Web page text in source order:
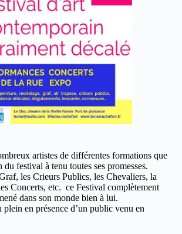
artistes de différentes formations que
festival à tenu toutes ses promesses.
les Crieurs Publics, les Chevaliers, la
Concerts, etc. ce Festival complètement
dans son monde bien à lui.
plein en présence d’un public venu en